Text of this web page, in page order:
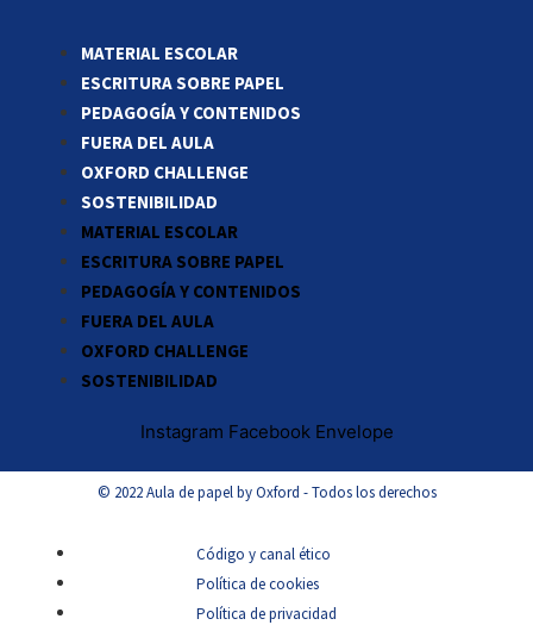
MATERIAL ESCOLAR
ESCRITURA SOBRE PAPEL
PEDAGOGÍA Y CONTENIDOS
FUERA DEL AULA
OXFORD CHALLENGE
SOSTENIBILIDAD
MATERIAL ESCOLAR
ESCRITURA SOBRE PAPEL
PEDAGOGÍA Y CONTENIDOS
FUERA DEL AULA
OXFORD CHALLENGE
SOSTENIBILIDAD
Instagram Facebook Envelope
© 2022 Aula de papel by Oxford - Todos los derechos
Código y canal ético
Política de cookies
Política de privacidad